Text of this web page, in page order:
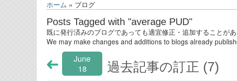
ホーム » ブログ
Posts Tagged with "average PUD"
既に発行済みのブログであっても適宜修正・追加することがあ
We may make changes and additions to blogs already
June
18
過去記事の訂正 (7)